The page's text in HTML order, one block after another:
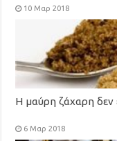
10 Μαρ 2018
Η μαύρη ζάχαρη δεν
6 Μαρ 2018